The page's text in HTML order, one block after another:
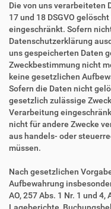
Die von uns verarbeiteten
17 und 18 DSGVO
eingeschränkt. Sofern
Datenschutzerklärung
uns gespeicherten Daten
Zweckbestimmung nicht
keine gesetzlichen
Sofern die Daten nicht
gesetzlich zulässige
Verarbeitung
nicht für andere Zwecke
aus handels- oder
müssen.
Nach gesetzlichen
Aufbewahrung
AO, 257 Abs. 1 Nr. 1 und